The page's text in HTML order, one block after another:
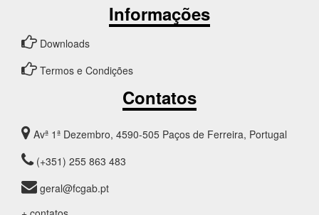
Informações
Downloads
Termos e Condições
Contatos
Avª 1ª Dezembro, 4590-505 Paços de Ferreira, Portugal
(+351) 255 863 483
geral@fcgab.pt